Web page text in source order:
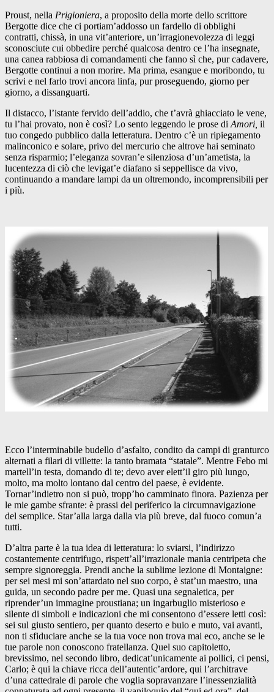
Proust, nella Prigioniera, a proposito della morte dello scrittore
Bergotte dice che ci portiam’addosso un fardello di obblighi
contratti, chissà, in una vit’anteriore, un’irragionevolezza di leggi
sconosciute cui obbedire perché qualcosa dentro ce l’ha insegnate,
una canea rabbiosa di comandamenti che fanno sì che, pur cadavere,
Bergotte continui a non morire. Ma prima, esangue e moribondo, tu
scrivi e nel farlo trovi ancora linfa, pur proseguendo, giorno per
giorno, a dissanguarti.
Il distacco, l’istante fervido dell’addio, che t’avrà ghiacciato le vene,
tu l’hai provato, non è così? Lo sento leggendo le prose di Amori, il
tuo congedo pubblico dalla letteratura. Dentro c’è un ripiegamento
malinconico e solare, privo del mercurio che altrove hai seminato
senza risparmio; l’eleganza sovran’e silenziosa d’un’ametista, la
lucentezza di ciò che levigat’e diafano si seppellisce da vivo,
continuando a mandare lampi da un oltremondo, incomprensibili per
i più.
Ecco l’interminabile budello d’asfalto, condito da campi di granturco
alternati a filari di villette: la tanto bramata “statale”. Mentre Febo mi
martell’in testa, domando di te; devo aver elett’il giro più lungo,
molto, ma molto lontano dal centro del paese, è evidente.
Tornar’indietro non si può, tropp’ho camminato finora. Pazienza per
le mie gambe sfrante: è prassi del periferico la circumnavigazione
del semplice. Star’alla larga dalla via più breve, dal fuoco comun’a
tutti.
D’altra parte è la tua idea di letteratura: lo sviarsi, l’indirizzo
costantemente centrifugo, rispett’all’irrazionale mania centripeta che
sempre signoreggia. Prendi anche la sublime lezione di Montaigne:
per sei mesi mi son’attardato nel suo corpo, è stat’un maestro, una
guida, un secondo padre per me. Quasi una segnaletica, per
riprender’un immagine proustiana; un ingarbuglio misterioso e
silente di simboli e indicazioni che mi consentono d’essere letti così:
sei sul giusto sentiero, per quanto deserto e buio e muto, vai avanti,
non ti sfiduciare anche se la tua voce non trova mai eco, anche se le
tue parole non conoscono fratellanza. Quel suo capitoletto,
brevissimo, nel secondo libro, dedicat’unicamente ai pollici, ci pensi,
Carlo; è qui la chiave ricca dell’autentic’ardore, qui l’architrave
d’una cattedrale di parole che voglia sopravanzare l’inessenzialità